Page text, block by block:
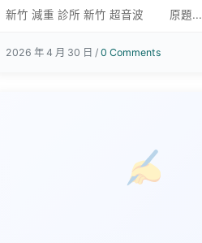
新竹 減重 診所 新竹 超音波 原題...
2026 年 4 月 30 日 /0 Comments